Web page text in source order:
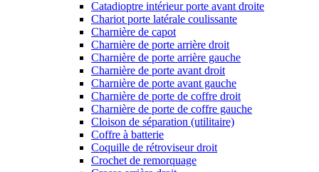
Catadioptre intérieur porte avant droite
Chariot porte latérale coulissante
Charnière de capot
Charnière de porte arrière droit
Charnière de porte arrière gauche
Charnière de porte avant droit
Charnière de porte avant gauche
Charnière de porte de coffre droit
Charnière de porte de coffre gauche
Cloison de séparation (utilitaire)
Coffre à batterie
Coquille de rétroviseur droit
Crochet de remorquage